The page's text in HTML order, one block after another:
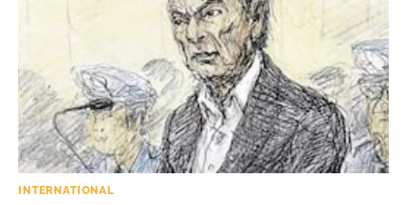
INTERNATIONAL